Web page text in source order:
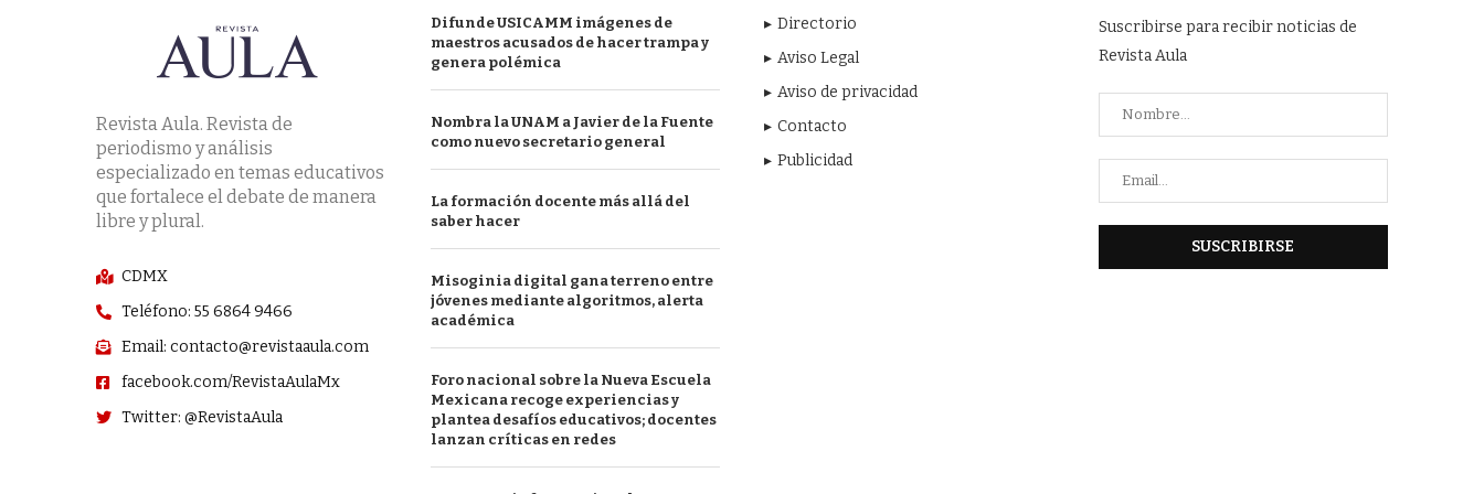
Revista Aula. Revista de
periodismo y análisis
especializado en temas educativos
que fortalece el debate de manera
libre y plural.
CDMX
Teléfono: 55 6864 9466
Email: contacto@revistaaula.com
facebook.com/RevistaAulaMx
Twitter: @RevistaAula
Difunde USICAMM imágenes de
maestros acusados de hacer trampa y
genera polémica
Nombra la UNAM a Javier de la Fuente
como nuevo secretario general
La formación docente más allá del
saber hacer
Misoginia digital gana terreno entre
jóvenes mediante algoritmos, alerta
académica
Foro nacional sobre la Nueva Escuela
Mexicana recoge experiencias y
plantea desafíos educativos; docentes
lanzan críticas en redes
Directorio
Aviso Legal
Aviso de privacidad
Contacto
Publicidad
Suscribirse para recibir noticias de
Revista Aula